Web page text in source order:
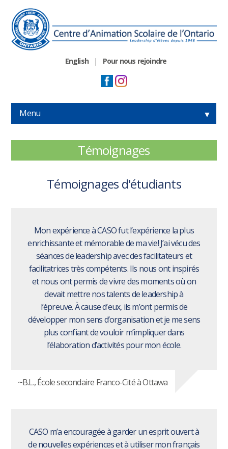
English | Pour nous rejoindre
Menu ▼
Témoignages
Témoignages d'étudiants
Mon expérience à CASO fut l’expérience la plus
enrichissante et mémorable de ma vie! J’ai vécu des
séances de leadership avec des facilitateurs et
facilitatrices très compétents. Ils nous ont inspirés
et nous ont permis de vivre des moments où on
devait mettre nos talents de leadership à
l’épreuve. À cause d’eux, ils m’ont permis de
développer mon sens d’organisation et je me sens
plus confiant de vouloir m’impliquer dans
l’élaboration d’activités pour mon école.
~B.L., École secondaire Franco-Cité à Ottawa
CASO m’a encouragée à garder un esprit ouvert à
de nouvelles expériences et à utiliser mon français